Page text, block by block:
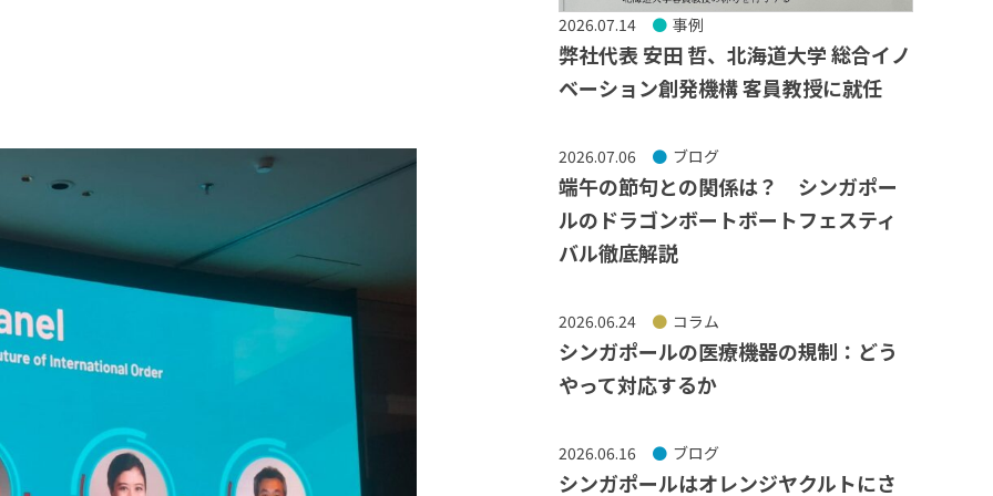
2026.07.14 事例
弊社代表 安田 哲、北海道大学 総合イノ
ベーション創発機構 客員教授に就任
2026.07.06 ブログ
端午の節句との関係は？ シンガポー
ルのドラゴンボートボートフェスティ
バル徹底解説
2026.06.24 コラム
シンガポールの医療機器の規制：どう
やって対応するか
2026.06.16 ブログ
シンガポールはオレンジヤクルトにさ